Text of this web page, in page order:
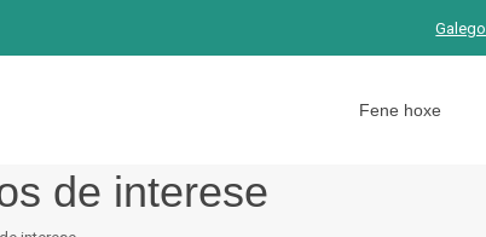
Galego
Fene hoxe
de interese